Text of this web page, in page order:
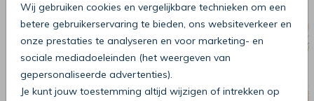
Wij gebruiken cookies en vergelijkbare technieken om een
betere gebruikerservaring te bieden, ons websiteverkeer en
onze prestaties te analyseren en voor marketing- en
sociale mediadoeleinden (het weergeven van
gepersonaliseerde advertenties).
Je kunt jouw toestemming altijd wijzigen of intrekken op